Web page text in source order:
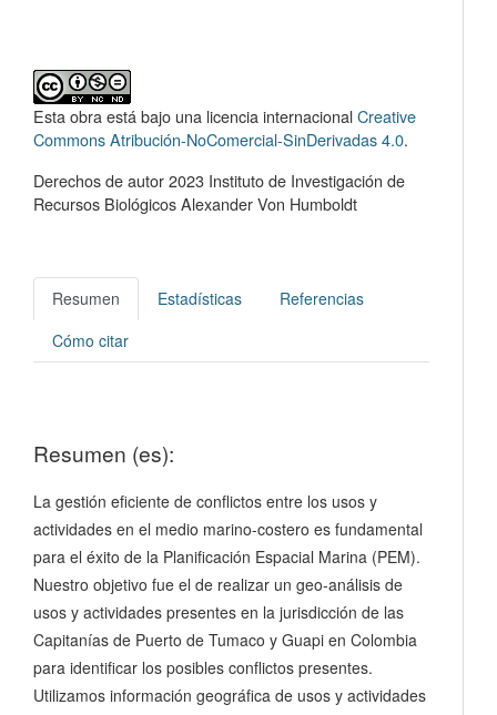
Resumen Estadísticas
Referencias
Cómo citar
Resumen (es):
La gestión eficiente de conflictos entre los usos y
actividades en el medio marino-costero es fundamental
para el éxito de la Planificación Espacial Marina (PEM).
Nuestro objetivo fue el de realizar un geo-análisis de
usos y actividades presentes en la jurisdicción de las
Capitanías de Puerto de Tumaco y Guapi en Colombia
para identificar los posibles conflictos presentes.
Utilizamos información geográfica de usos y actividades
Esta obra está bajo una licencia internacionalCreative
Commons Atribución-NoComercial-SinDerivadas 4.0.
Derechos de autor 2023 Instituto de Investigación de
Recursos Biológicos Alexander Von Humboldt